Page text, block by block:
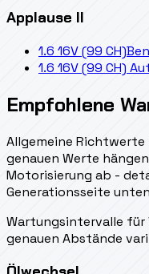
Applause II
1.6 16V (99 CH)
1.6 16V (99 CH)
Empfohlene
Allgemeine Richtwerte
genauen Werte
Motorisierung ab -
Generationsseite
Wartungsintervalle für
genauen Abstände